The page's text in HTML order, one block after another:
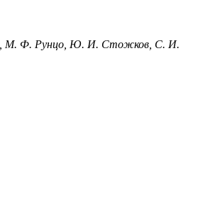
М. Ф. Рунцо, Ю. И. Стожков, С. И.